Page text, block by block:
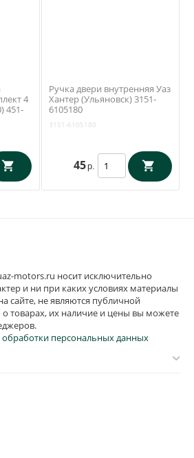
4
451-
Ручка двери внутренняя Уаз
Хантер (Ульяновск) 3151-
6105180
3151-6105180
45 р.
motors.ru носит исключительно
и ни при каких условиях материалы
сайте, не являются публичной
товарах, их наличие и цены вы можете
персональных данных